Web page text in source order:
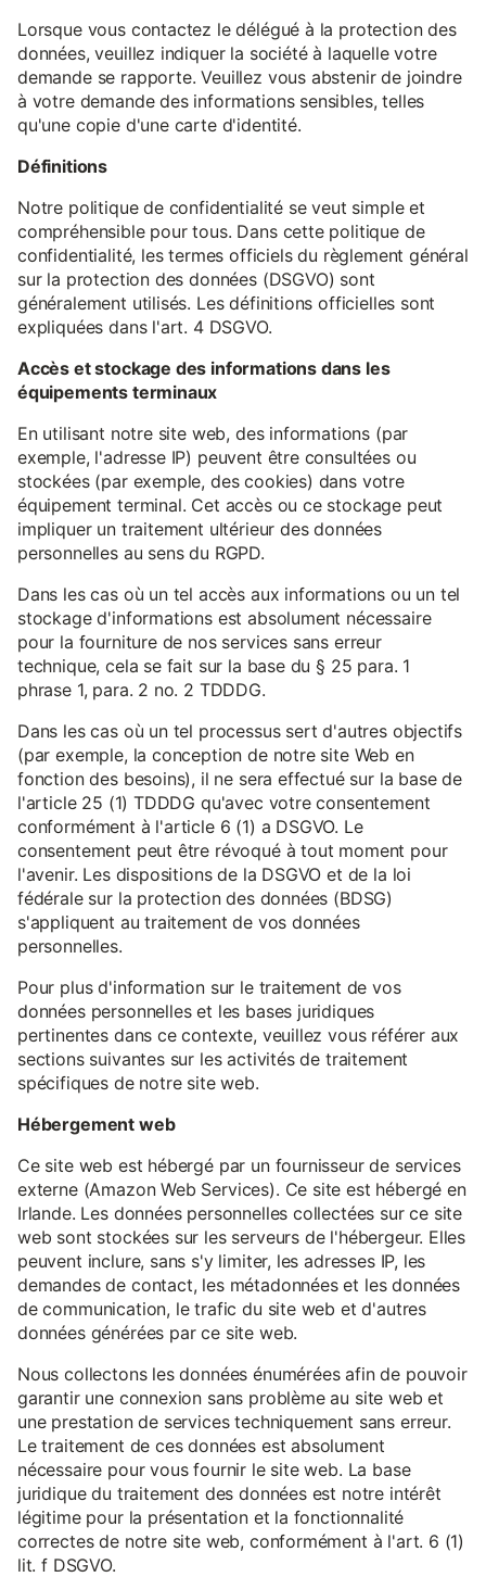
Lorsque vous contactez le délégué à la protection des
données, veuillez indiquer la société à laquelle votre
demande se rapporte. Veuillez vous abstenir de joindre
à votre demande des informations sensibles, telles
qu'une copie d'une carte d'identité.
Définitions
Notre politique de confidentialité se veut simple et
compréhensible pour tous. Dans cette politique de
confidentialité, les termes officiels du règlement général
sur la protection des données (DSGVO) sont
généralement utilisés. Les définitions officielles sont
expliquées dans l'art. 4 DSGVO.
Accès et stockage des informations dans les
équipements terminaux
En utilisant notre site web, des informations (par
exemple, l'adresse IP) peuvent être consultées ou
stockées (par exemple, des cookies) dans votre
équipement terminal. Cet accès ou ce stockage peut
impliquer un traitement ultérieur des données
personnelles au sens du RGPD.
Dans les cas où un tel accès aux informations ou un tel
stockage d'informations est absolument nécessaire
pour la fourniture de nos services sans erreur
technique, cela se fait sur la base du § 25 para. 1
phrase 1, para. 2 no. 2 TDDDG.
Dans les cas où un tel processus sert d'autres objectifs
(par exemple, la conception de notre site Web en
fonction des besoins), il ne sera effectué sur la base de
l'article 25 (1) TDDDG qu'avec votre consentement
conformément à l'article 6 (1) a DSGVO. Le
consentement peut être révoqué à tout moment pour
l'avenir. Les dispositions de la DSGVO et de la loi
fédérale sur la protection des données (BDSG)
s'appliquent au traitement de vos données
personnelles.
Pour plus d'information sur le traitement de vos
données personnelles et les bases juridiques
pertinentes dans ce contexte, veuillez vous référer aux
sections suivantes sur les activités de traitement
spécifiques de notre site web.
Hébergement web
Ce site web est hébergé par un fournisseur de services
externe (Amazon Web Services). Ce site est hébergé en
Irlande. Les données personnelles collectées sur ce site
web sont stockées sur les serveurs de l'hébergeur. Elles
peuvent inclure, sans s'y limiter, les adresses IP, les
demandes de contact, les métadonnées et les données
de communication, le trafic du site web et d'autres
données générées par ce site web.
Nous collectons les données énumérées afin de pouvoir
garantir une connexion sans problème au site web et
une prestation de services techniquement sans erreur.
Le traitement de ces données est absolument
nécessaire pour vous fournir le site web. La base
juridique du traitement des données est notre intérêt
légitime pour la présentation et la fonctionnalité
correctes de notre site web, conformément à l'art. 6 (1)
lit. f DSGVO.